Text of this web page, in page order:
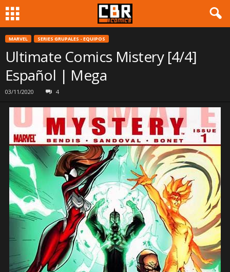
MARVEL SERIES GRUPALES - EQUIPOS
Ultimate Comics Mistery [4/4]
Español | Mega
03/11/2020 4